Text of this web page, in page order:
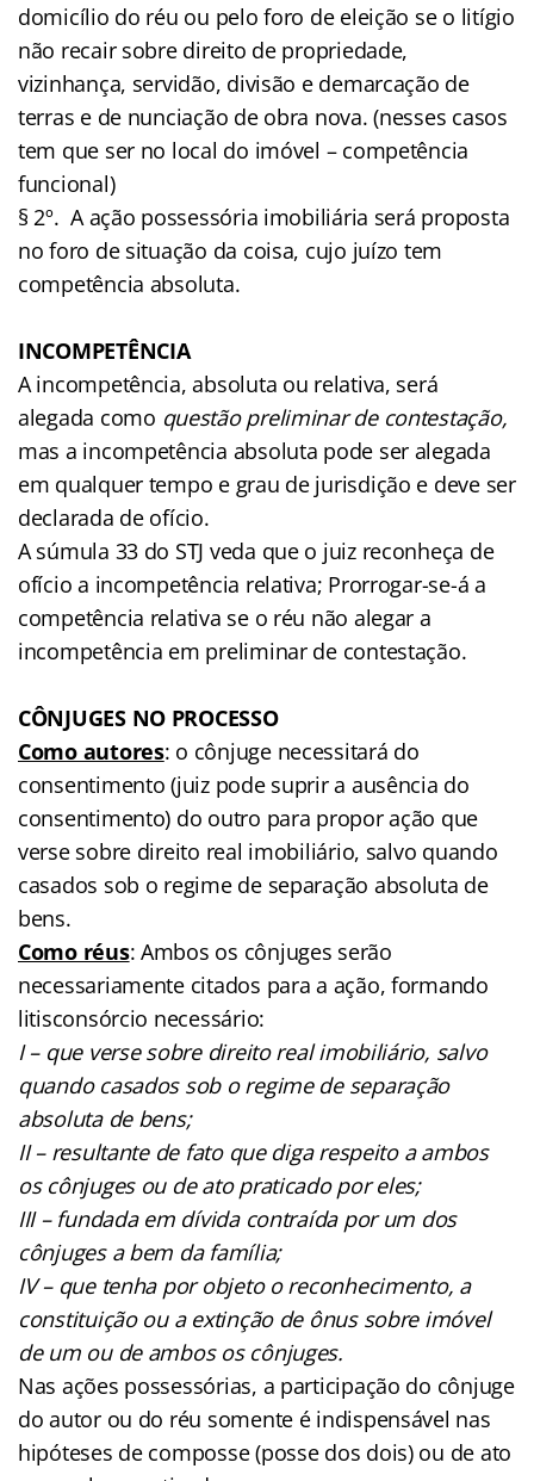
domicílio do réu ou pelo foro de eleição se o litígio
não recair sobre direito de propriedade,
vizinhança, servidão, divisão e demarcação de
terras e de nunciação de obra nova. (nesses casos
tem que ser no local do imóvel – competência
funcional)
§ 2º. A ação possessória imobiliária será proposta
no foro de situação da coisa, cujo juízo tem
competência absoluta.
INCOMPETÊNCIA
A incompetência, absoluta ou relativa, será
alegada como questão preliminar de contestação,
mas a incompetência absoluta pode ser alegada
em qualquer tempo e grau de jurisdição e deve ser
declarada de ofício.
A súmula 33 do STJ veda que o juiz reconheça de
ofício a incompetência relativa; Prorrogar-se-á a
competência relativa se o réu não alegar a
incompetência em preliminar de contestação.
CÔNJUGES NO PROCESSO
Como autores: o cônjuge necessitará do
consentimento (juiz pode suprir a ausência do
consentimento) do outro para propor ação que
verse sobre direito real imobiliário, salvo quando
casados sob o regime de separação absoluta de
bens.
Como réus: Ambos os cônjuges serão
necessariamente citados para a ação, formando
litisconsórcio necessário:
I – que verse sobre direito real imobiliário, salvo
quando casados sob o regime de separação
absoluta de bens;
II – resultante de fato que diga respeito a ambos
os cônjuges ou de ato praticado por eles;
III – fundada em dívida contraída por um dos
cônjuges a bem da família;
IV – que tenha por objeto o reconhecimento, a
constituição ou a extinção de ônus sobre imóvel
de um ou de ambos os cônjuges.
Nas ações possessórias, a participação do cônjuge
do autor ou do réu somente é indispensável nas
hipóteses de composse (posse dos dois) ou de ato